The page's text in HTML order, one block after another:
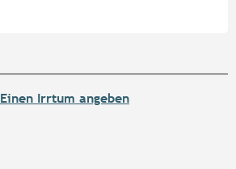
Einen Irrtum angeben